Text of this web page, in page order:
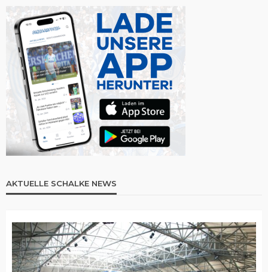
AKTUELLE SCHALKE NEWS